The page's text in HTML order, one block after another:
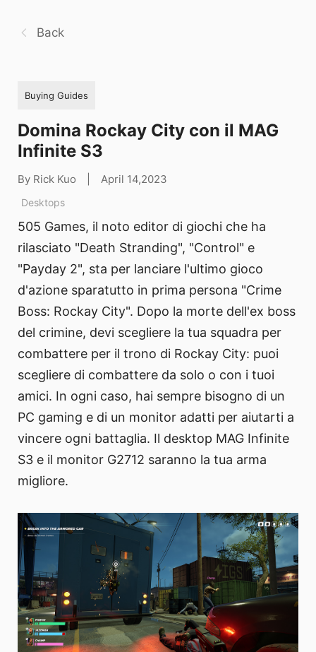
Back
Buying Guides
Domina Rockay City con il MAG
Infinite S3
By Rick Kuo April 14,2023
Desktops
505 Games, il noto editor di giochi che ha
rilasciato "Death Stranding", "Control" e
"Payday 2", sta per lanciare l'ultimo gioco
d'azione sparatutto in prima persona "Crime
Boss: Rockay City". Dopo la morte dell'ex boss
del crimine, devi scegliere la tua squadra per
combattere per il trono di Rockay City: puoi
scegliere di combattere da solo o con i tuoi
amici. In ogni caso, hai sempre bisogno di un
PC gaming e di un monitor adatti per aiutarti a
vincere ogni battaglia. Il desktop MAG Infinite
S3 e il monitor G2712 saranno la tua arma
migliore.